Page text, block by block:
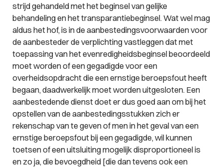
strijd gehandeld met het beginsel van gelijke
behandeling en het transparantiebeginsel. Wat wel mag
aldus het hof, is in de aanbestedingsvoorwaarden voor
de aanbesteder de verplichting vastleggen dat met
toepassing van het evenredigheidsbeginsel beoordeeld
moet worden of een gegadigde voor een
overheidsopdracht die een ernstige beroepsfout heeft
begaan, daadwerkelijk moet worden uitgesloten. Een
aanbestedende dienst doet er dus goed aan om bij het
opstellen van de aanbestedingsstukken zich er
rekenschap van te geven of men in het geval van een
ernstige beroepsfout bij een gegadigde, wil kunnen
toetsen of een uitsluiting mogelijk disproportioneel is
en zo ja, die bevoegdheid [die dan tevens ook een